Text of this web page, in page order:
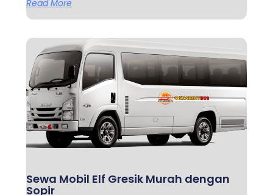
Read More
Sewa Mobil Elf Gresik Murah dengan
Sopir